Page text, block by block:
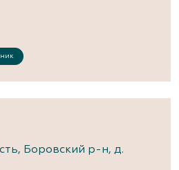
Боровский р-н, д.